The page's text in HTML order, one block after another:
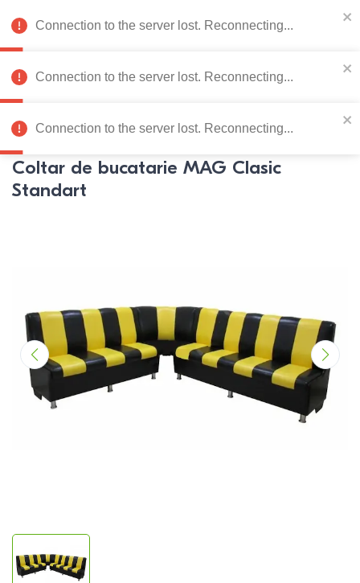
078 222 273 RU
Catalog de produse
0
Pagina principală Mobila bucatarie Coltare
Coltar de bucatarie MAG Clasic
Standart
Connection to the server lost. Reconnecting...
Connection to the server lost. Reconnecting...
Connection to the server lost. Reconnecting...